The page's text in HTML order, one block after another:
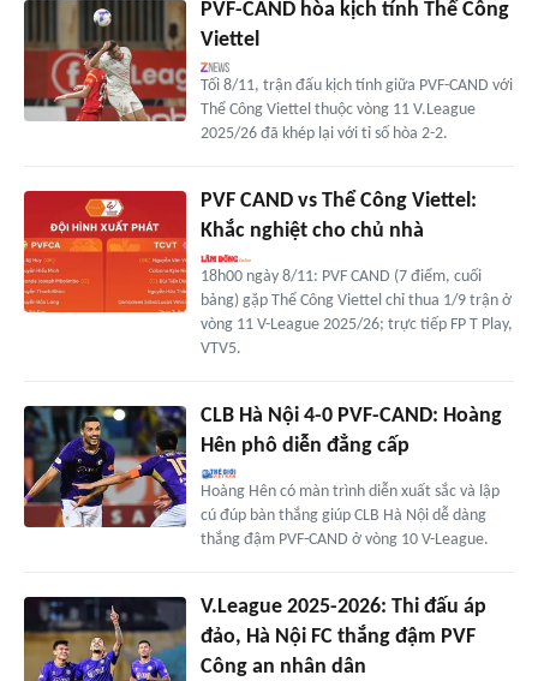
PVF-CAND hòa kịch tính Thể Công
Viettel
Tối 8/11, trận đấu kịch tính giữa PVF-CAND với
Thể Công Viettel thuộc vòng 11 V.League
2025/26 đã khép lại với tỉ số hòa 2-2.
PVF CAND vs Thể Công Viettel:
Khắc nghiệt cho chủ nhà
18h00 ngày 8/11: PVF CAND (7 điểm, cuối
bảng) gặp Thể Công Viettel chỉ thua 1/9 trận ở
vòng 11 V-League 2025/26; trực tiếp FP T Play,
VTV5.
CLB Hà Nội 4-0 PVF-CAND: Hoàng
Hên phô diễn đẳng cấp
Hoàng Hên có màn trình diễn xuất sắc và lập
cú đúp bàn thắng giúp CLB Hà Nội dễ dàng
thắng đậm PVF-CAND ở vòng 10 V-League.
V.League 2025-2026: Thi đấu áp
đảo, Hà Nội FC thắng đậm PVF
Công an nhân dân